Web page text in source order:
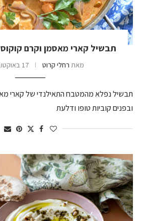
תבשיל קארי מאסמן וקרם
מאת רחלי קרוט 17 באוקטובר 2025
תבשיל נפלא מהמטבח התאילנדי של קארי
ובפנים קוביות טופו ודלעת